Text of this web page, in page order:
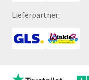
Lieferpartner: